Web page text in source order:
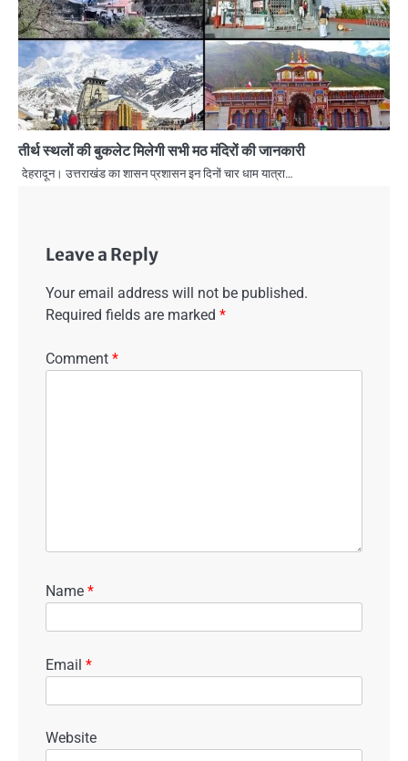
तीर्थ स्थलों की बुकलेट मिलेगी सभी मठ मंदिरों की जानकारी
देहरादून। उत्तराखंड का शासन प्रशासन इन दिनों चार धाम यात्रा…
Leave a Reply
Your email address will not be published.
Required fields are marked *
Comment *
Name *
Email *
Website